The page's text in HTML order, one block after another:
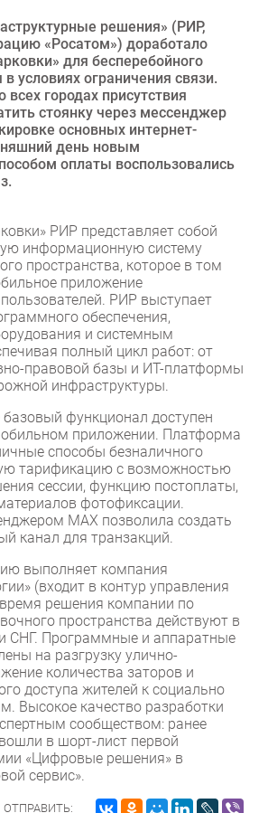
решения» (РИР,
«Росатом») доработало
для бесперебойного
условиях ограничения связи.
всех городах присутствия
стоянку через мессенджер
основных интернет-
день новым
оплаты воспользовались
РИР представляет собой
информационную систему
пространства, которое в том
приложение
РИР выступает
обеспечения,
и системным
полный цикл работ: от
правовой базы и ИТ-платформы
инфраструктуры.
функционал доступен
приложении. Платформа
способы безналичного
тарификацию с возможностью
сессии, функцию постоплаты,
фотофиксации.
МАХ позволила создать
канал для транзакций.
выполняет компания
(входит в контур управления
решения компании по
пространства действуют в
СНГ. Программные и аппаратные
на разгрузку улично-
количества заторов и
доступа жителей к социально
Высокое качество разработки
сообществом: ранее
в шорт-лист первой
«Цифровые решения» в
сервис».
ОТПРАВИТЬ: